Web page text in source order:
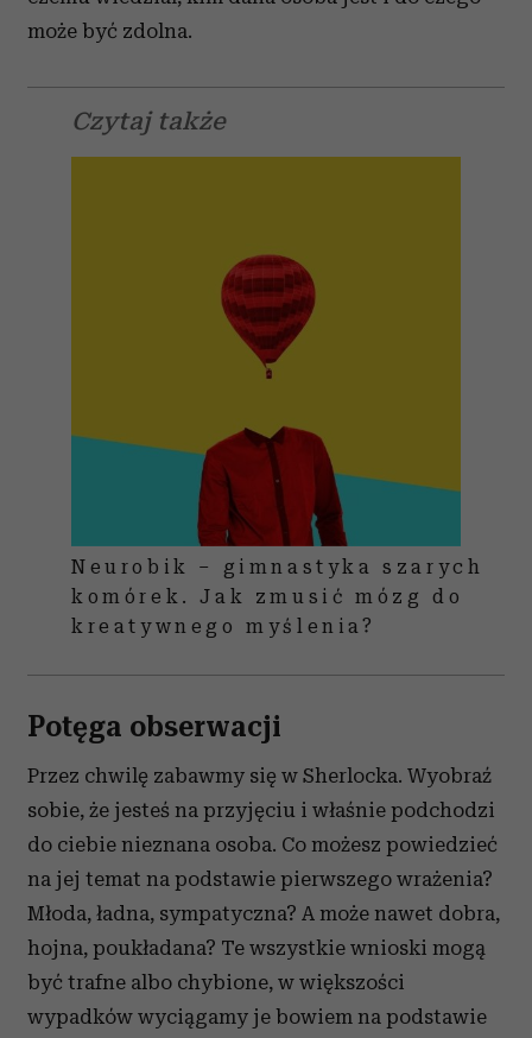
może być zdolna.
Czytaj także
Neurobik – gimnastyka szarych
komórek. Jak zmusić mózg do
kreatywnego myślenia?
Potęga obserwacji
Przez chwilę zabawmy się w Sherlocka. Wyobraź
sobie, że jesteś na przyjęciu i właśnie podchodzi
do ciebie nieznana osoba. Co możesz powiedzieć
na jej temat na podstawie pierwszego wrażenia?
Młoda, ładna, sympatyczna? A może nawet dobra,
hojna, poukładana? Te wszystkie wnioski mogą
być trafne albo chybione, w większości
wypadków wyciągamy je bowiem na podstawie